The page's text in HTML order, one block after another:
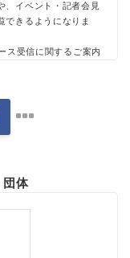
、イベント・記者会見
できるようになりま
ス受信に関するご案内
団体